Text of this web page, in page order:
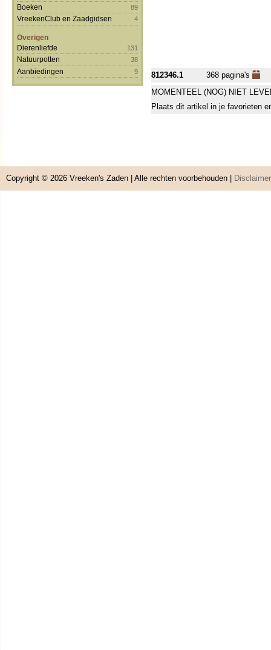
Boeken 89
VreekenClub en Zaadgidsen 4
Overigen
Dierenliefde
131
Natuurpotten 38
Aanbiedingen 9 812346.1
368 pagina's
MOMENTEEL (NOG) NIET
Plaats dit artikel in je favorieten
Copyright © 2026 Vreeken's Zaden | Alle rechten voorbehouden | Disclaimer